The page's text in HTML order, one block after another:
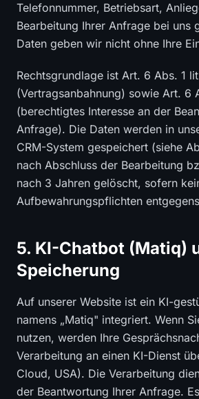
Telefonnummer, Betriebsart,
Bearbeitung Ihrer Anfrage bei uns
Daten geben wir nicht ohne Ihre
Rechtsgrundlage ist Art. 6 Abs. 1
(Vertragsanbahnung) sowie Art. 6
(berechtigtes Interesse an der
Anfrage). Die Daten werden in
CRM-System gespeichert (siehe
nach Abschluss der Bearbeitung
nach 3 Jahren gelöscht, sofern
Aufbewahrungspflichten
5. KI-Chatbot (Matiq)
Speicherung
Auf unserer Website ist ein KI-
namens „Matiq" integriert. Wenn
nutzen, werden Ihre
Verarbeitung an einen KI-Dienst
Cloud, USA). Die Verarbeitung
der Beantwortung Ihrer Anfrage.